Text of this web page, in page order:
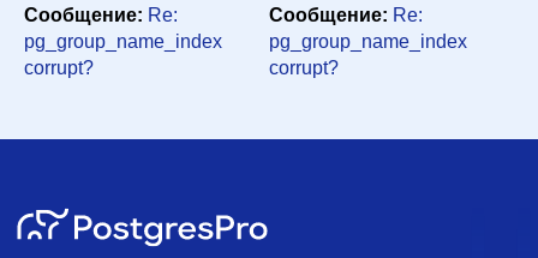
Re: pg_group_name_index corrupt? Tom Lane
<tgl@sss.pgh.pa.us>
4 мая 2000 г. в 11:02:56
Re: pg_group_name_index corrupt?
Re: pg_group_name_index corrupt? Bruce Momjian
Re: pg_group_name_index corrupt?
Сообщение: Re:
pg_group_name_index
corrupt?
Сообщение: Re:
pg_group_name_index
corrupt?